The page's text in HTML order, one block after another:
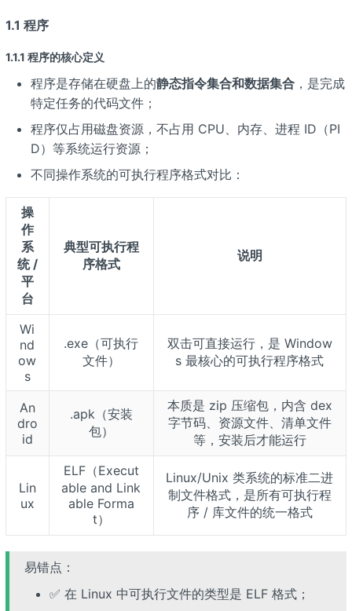
1.1 程序
1.1.1 程序的核心定义
程序是存储在硬盘上的静态指令集合和数据集合，是完成
特定任务的代码文件；
程序仅占用磁盘资源，不占用 CPU、内存、进程 ID（PI
D）等系统运行资源；
不同操作系统的可执行程序格式对比：
操
作
系
统 /
平
台
典型可执行程
序格式
说明
Wi
nd
ow
s
.exe（可执行
文件）
双击可直接运行，是 Window
s 最核心的可执行程序格式
An
dro
id
.apk（安装
包）
本质是 zip 压缩包，内含 dex
字节码、资源文件、清单文件
等，安装后才能运行
Lin
ux
ELF（Execut
able and Link
able Forma
t）
Linux/Unix 类系统的标准二进
制文件格式，是所有可执行程
序 / 库文件的统一格式
易错点：
✅ 在 Linux 中可执行文件的类型是 ELF 格式；